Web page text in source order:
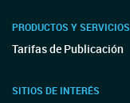
PRODUCTOS Y SERVICIOS
Tarifas de Publicación
SITIOS DE INTERÉS